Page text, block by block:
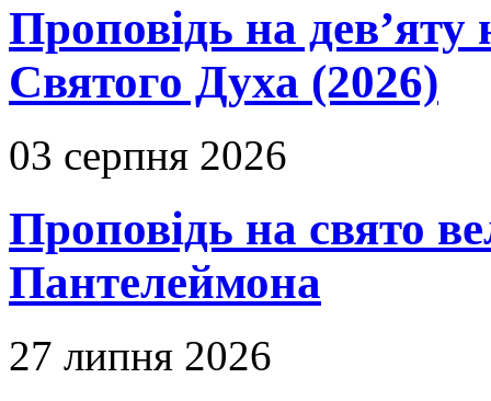
Проповідь на дев’яту
Святого Духа (2026)
03 серпня 2026
Проповідь на свято
Пантелеймона
27 липня 2026